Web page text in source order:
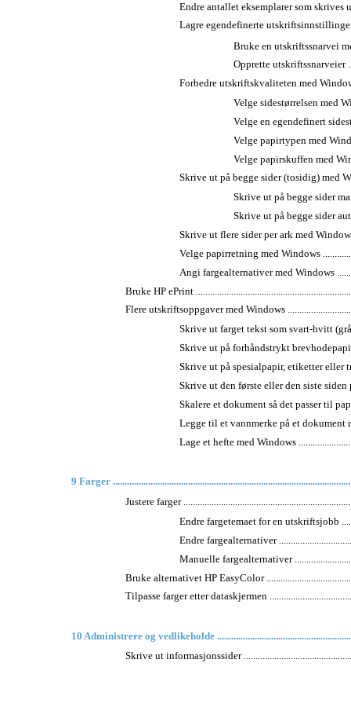
Endre antallet eksemplarer som skrives
Lagre egendefinerte
Bruke en utskriftssnarvei
Opprette utskriftssnarveier
Forbedre utskriftskvaliteten med
Velge sidestørrelsen med
Velge en egendefinert
Velge papirtypen med
Velge papirskuffen med
Skrive ut på begge sider (tosidig) med
Skrive ut på begge sider
Skrive ut på begge sider
Skrive ut flere sider per ark med
Velge papirretning med Windows
Angi fargealternativer med Windows
Bruke HP ePrint
Flere utskriftsoppgaver med Windows
Skrive ut farget tekst som svart-hvitt
Skrive ut på forhåndstrykt
Skrive ut på spesialpapir, etiketter eller
Skrive ut den første eller den siste siden
Skalere et dokument så det passer til
Legge til et vannmerke på et dokument
Lage et hefte med Windows
9 Farger
Justere farger
Endre fargetemaet for en utskriftsjobb
Endre fargealternativer
Manuelle fargealternativer
Bruke alternativet HP EasyColor
Tilpasse farger etter dataskjermen
10 Administrere og vedlikeholde
Skrive ut informasjonssider